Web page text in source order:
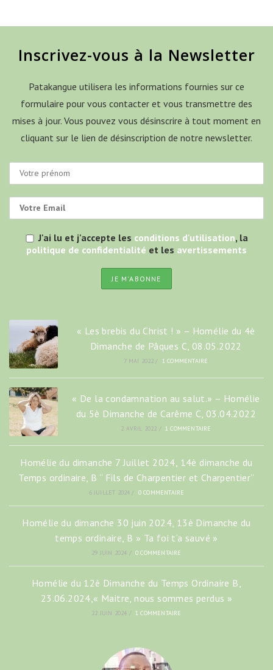
Inscrivez-vous à la Newsletter
Patakangue utilisera les informations fournies sur ce
formulaire pour vous contacter et vous transmettre des
mises à jour. Vous pouvez vous désinscrire à tout moment en
cliquant sur le lien de désinscription de notre newsletter.
J'ai lu et j'accepte les conditions d'utilisation, la
politique de confidentialité et les avertissements
« Les brebis du Christ ! » – Homélie du 4è
Dimanche de Pâques C, 08.05.2022
7 MAI 2022 / 1 COMMENTAIRE
« De la condamnation au salut.» – Homélie
du 5è Dimanche de Carême C, 03.04.2022
2 AVRIL 2022 / 1 COMMENTAIRE
Homélie du dimanche 7 Juillet 2024, 14è dimanche du
Temps ordinaire, B “ Fils de Charpentier et Charpentier”
6 JUILLET 2024 / 0 COMMENTAIRE
Homélie du dimanche 30 juin 2024, 13è Dimanche du
temps ordinaire, B » Ta foi t’a sauvé »
29 JUIN 2024 / 0 COMMENTAIRE
Homélie du 12è Dimanche du Temps Ordinaire B,
23.06.2024,« Maitre, nous sommes perdus »
22 JUIN 2024 / 1 COMMENTAIRE